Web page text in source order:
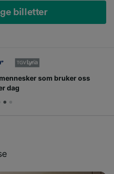
billetter
som bruker oss
dag